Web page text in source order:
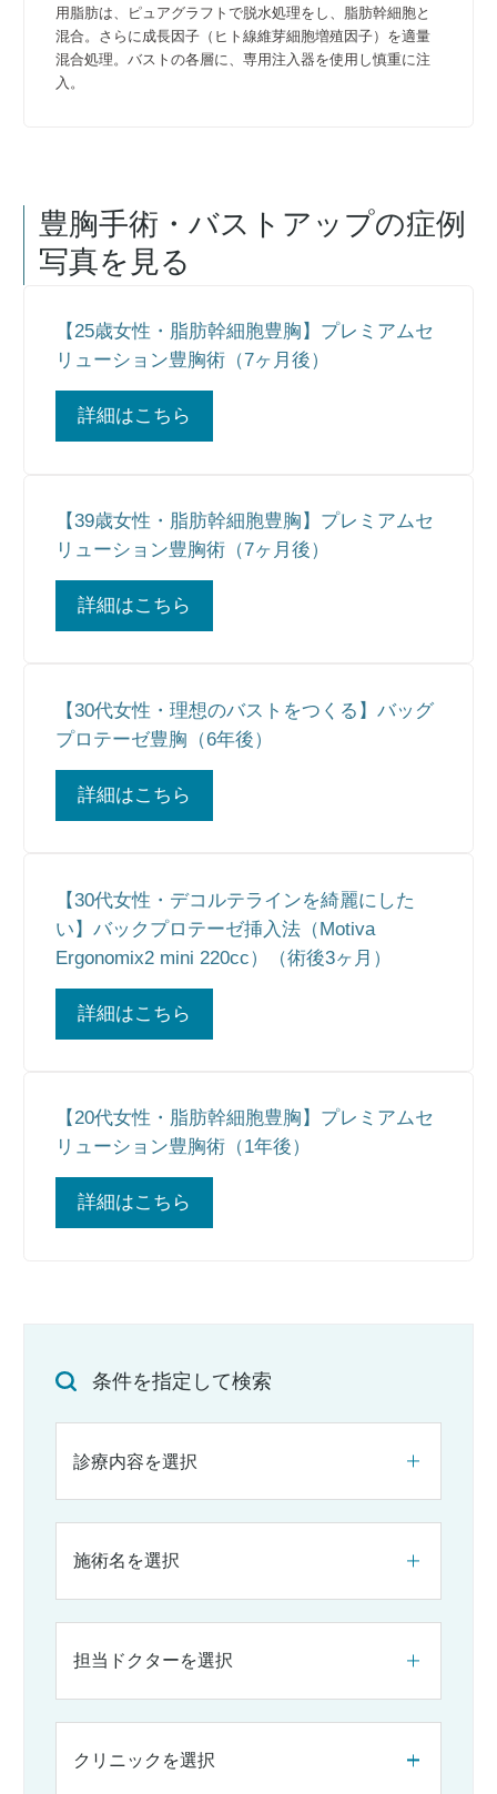
用脂肪は、ピュアグラフトで脱水処理をし、脂肪幹細胞と
混合。さらに成長因子（ヒト線維芽細胞増殖因子）を適量
混合処理。バストの各層に、専用注入器を使用し慎重に注
入。
豊胸手術・バストアップの症例
写真を見る
【25歳女性・脂肪幹細胞豊胸】プレミアムセ
リューション豊胸術（7ヶ月後）
詳細はこちら
【39歳女性・脂肪幹細胞豊胸】プレミアムセ
リューション豊胸術（7ヶ月後）
詳細はこちら
【30代女性・理想のバストをつくる】バッグ
プロテーゼ豊胸（6年後）
詳細はこちら
【30代女性・デコルテラインを綺麗にした
い】バックプロテーゼ挿入法（Motiva
Ergonomix2 mini 220cc）（術後3ヶ月）
詳細はこちら
【20代女性・脂肪幹細胞豊胸】プレミアムセ
リューション豊胸術（1年後）
詳細はこちら
条件を指定して検索
診療内容を選択
施術名を選択
担当ドクターを選択
クリニックを選択